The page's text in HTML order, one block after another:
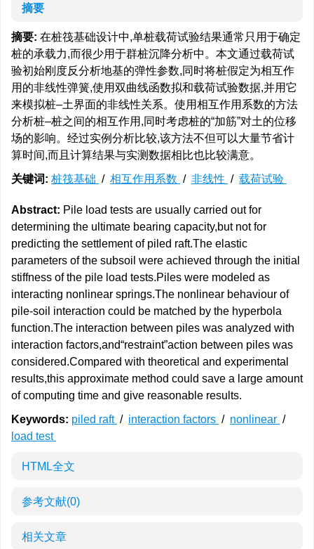
摘要
摘要: 在桩筏基础设计中,单桩载荷试验结果通常只用于确定
桩的承载力,而很少用于群桩沉降分析中。本文通过载荷试
验初始刚度反分析地基的弹性参数,同时将桩假定为相互作
用的非线性弹簧,使用双曲线函数拟和载荷试验数据,并用它
来模拟桩–土界面的非线性关系。使用相互作用系数的方法
分析桩–桩之间的相互作用,同时考虑桩的“加筋”对土的位移
场的影响。经过实例分析比较,该方法不但可以大量节省计
算时间,而且计算结果与实测数据相比也比较满意。
关键词: 桩筏基础 / 相互作用系数 / 非线性 / 载荷试验
Abstract: Pile load tests are usually carried out for
determining the ultimate bearing capacity,but not for
predicting the settlement of piled raft.The elastic
parameters of the subsoil were achieved through the initial
stiffness of the pile load tests.Piles were modeled as
interacting nonlinear springs.The nonlinear behaviour of
pile-soil interaction could be matched by the hyperbola
function.The interaction between piles was analyzed with
interaction factors,and“restraint”action between piles was
considered.Compared with theoretical and experimental
results,this approximate method could save a large amount
of computing time and give reasonable results.
Keywords: piled raft / interaction factors / nonlinear /
load test
HTML全文
参考文献(0)
相关文章